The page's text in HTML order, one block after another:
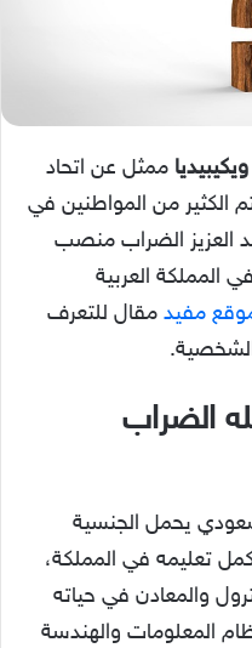
ممثل عن اتحاد
الكثير من المواطنين في
العزيز الضراب منصب
المملكة العربية
مفيد مقال للتعرف
الشخصية.
الضراب
سعودي يحمل الجنسية
تعليمه في المملكة،
والمعادن في حياته
المعلومات والهندسة